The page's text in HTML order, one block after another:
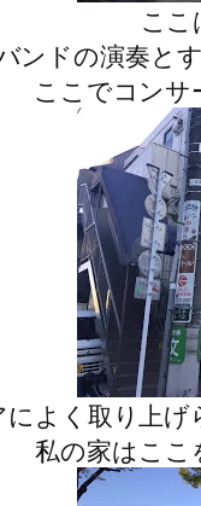
ここ
ンドの演奏と
ここでコンサ
よく取り上
私の家はここ